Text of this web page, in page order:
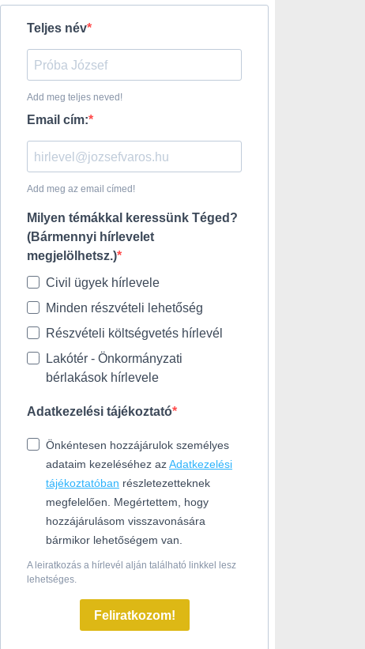
Teljes név
Add meg teljes neved!
Email cím:
Add meg az email címed!
Milyen témákkal keressünk Téged?
(Bármennyi hírlevelet
megjelölhetsz.)
Civil ügyek hírlevele
Minden részvételi lehetőség
Részvételi költségvetés hírlevél
Lakótér - Önkormányzati
bérlakások hírlevele
Adatkezelési tájékoztató
Önkéntesen hozzájárulok személyes
adataim kezeléséhez azAdatkezelési
tájékoztatóban részletezetteknek
megfelelően. Megértettem, hogy
hozzájárulásom visszavonására
bármikor lehetőségem van.
A leiratkozás a hírlevél alján található linkkel lesz
lehetséges.
Feliratkozom!